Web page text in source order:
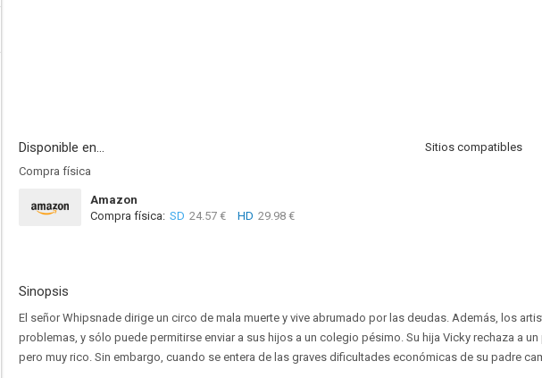
Disponible en...
Sitios compatibles
Compra física
Amazon
Compra física: SD 24.57 € HD 29.98 €
Sinopsis
El señor Whipsnade dirige un circo de mala muerte y vive abrumado por las deudas. Además, los
problemas, y sólo puede permitirse enviar a sus hijos a un colegio pésimo. Su hija Vicky rechaza a
pero muy rico. Sin embargo, cuando se entera de las graves dificultades económicas de su padre